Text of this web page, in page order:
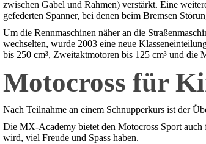
zwischen Gabel und Rahmen) verstärkt. Eine
gefederten Spanner, bei denen beim Bremsen
Um die Rennmaschinen näher an die
wechselten, wurde 2003 eine neue
bis 250 cm³, Zweitaktmotoren bis 125 cm³ und
Motocross für
Nach Teilnahme an einem Schnupperkurs ist der
Die MX-Academy bietet den Motocross Sport auch
wird, viel Freude und Spass haben.